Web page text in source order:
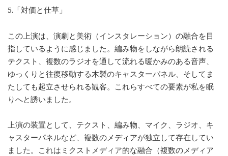
5.「対価と仕草」
この上演は、演劇と美術（インスタレーション）の融合を目
指しているように感じました。編み物をしながら朗読される
テクスト、複数のラジオを通して流れる暖かみのある音声、
ゆっくりと往復移動する木製のキャスターパネル、そしてま
たしても起立させられる観客。これらすべての要素が私を眠
りへと誘いました。
上演の装置として、テクスト、編み物、マイク、ラジオ、キ
ャスターパネルなど、複数のメディアが独立して存在してい
ました。これはミクストメディア的な融合（複数のメディア